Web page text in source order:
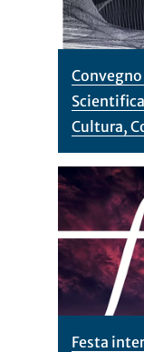
Cultura,
Festa